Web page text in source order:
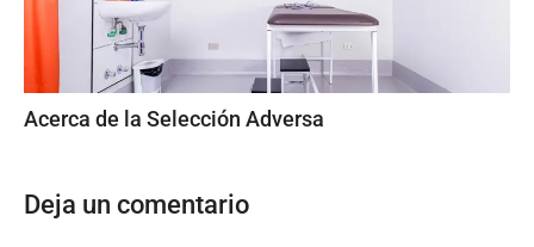
Acerca de la Selección Adversa
Deja un comentario